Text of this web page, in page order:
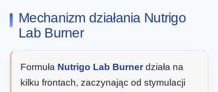
Mechanizm działania Nutrigo
Lab Burner
Formuła Nutrigo Lab Burnerdziała na
kilku frontach, zaczynając od stymulacji